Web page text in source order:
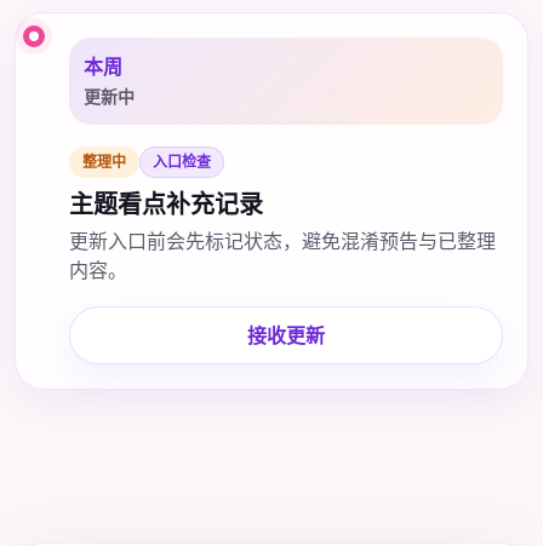
本周
更新中
整理中 入口检查
主题看点补充记录
更新入口前会先标记状态，避免混淆预告与已整理
内容。
接收更新